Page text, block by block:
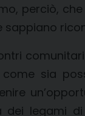
perciò,
sia
dei legami